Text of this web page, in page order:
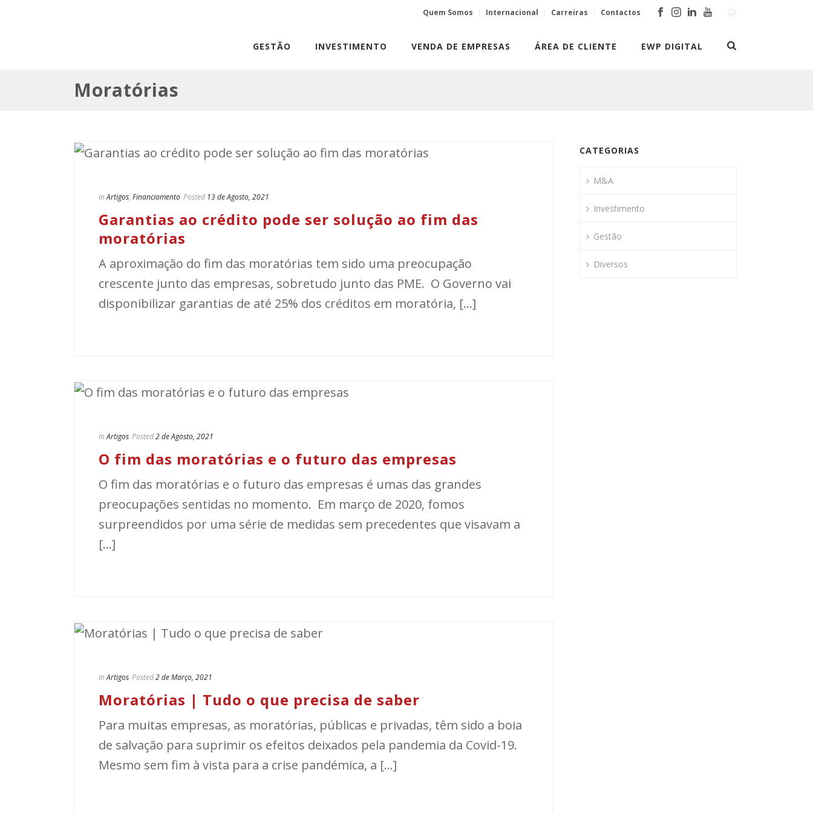
Quem Somos Internacional Carreiras Contactos
GESTÃO INVESTIMENTO VENDA DE EMPRESAS ÁREA DE CLIENTE EWP DIGITAL
Moratórias
In Artigos, Financiamento Posted 13 de Agosto, 2021
Garantias ao crédito pode ser solução ao fim das
moratórias
A aproximação do fim das moratórias tem sido uma preocupação
crescente junto das empresas, sobretudo junto das PME. O Governo vai
disponibilizar garantias de até 25% dos créditos em moratória, [...]
In Artigos Posted2 de Agosto, 2021
O fim das moratórias e o futuro das empresas
O fim das moratórias e o futuro das empresas é umas das grandes
preocupações sentidas no momento. Em março de 2020, fomos
surpreendidos por uma série de medidas sem precedentes que visavam a
[...]
In Artigos Posted2 de Março, 2021
Moratórias | Tudo o que precisa de saber
Para muitas empresas, as moratórias, públicas e privadas, têm sido a boia
de salvação para suprimir os efeitos deixados pela pandemia da Covid-19.
Mesmo sem fim à vista para a crise pandémica, a [...]
CATEGORIAS
M&A
Investimento
Gestão
Diversos